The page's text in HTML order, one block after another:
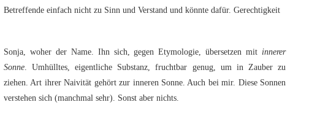
Betreffende einfach nicht zu Sinn und Verstand und könnte dafür. Gerechtigkeit
Sonja, woher der Name. Ihn sich, gegen Etymologie, übersetzen mit innerer
Sonne . Umhülltes, eigentliche Substanz, fruchtbar genug, um in Zauber zu
ziehen. Art ihrer Naivität gehört zur inneren Sonne. Auch bei mir. Diese Sonnen
verstehen sich (manchmal sehr). Sonst aber nichts.